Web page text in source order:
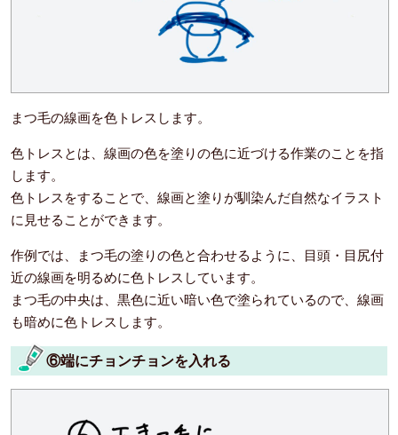
まつ毛の線画を色トレスします。
色トレスとは、線画の色を塗りの色に近づける作業のことを指
します。
色トレスをすることで、線画と塗りが馴染んだ自然なイラスト
に見せることができます。
作例では、まつ毛の塗りの色と合わせるように、目頭・目尻付
近の線画を明るめに色トレスしています。
まつ毛の中央は、黒色に近い暗い色で塗られているので、線画
も暗めに色トレスします。
⑥端にチョンチョンを入れる